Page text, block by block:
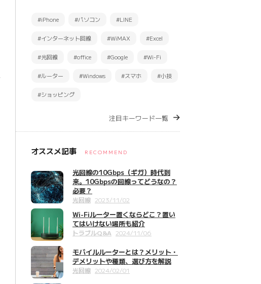
#iPhone #パソコン #LINE
#インターネット回線 #WiMAX #Excel
#光回線 #office #Google #Wi-Fi
#ルーター #Windows #スマホ #小技
#ショッピング
注目キーワード一覧
オススメ記事 RECOMMEND
光回線の10Gbps（ギガ）時代到
来。10Gbpsの回線ってどうなの？
必要？
光回線 2023/11/02
Wi-Fiルーター置くならどこ？置い
てはいけない場所も紹介
トラブルQ&A 2024/11/06
モバイルルーターとは？メリット・
デメリットや種類、選び方を解説
光回線 2024/02/01